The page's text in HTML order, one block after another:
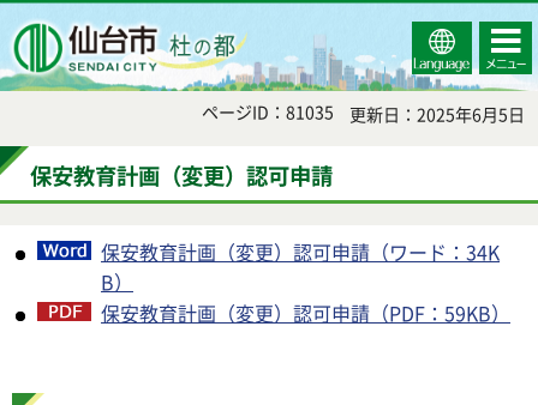
Select
Language
コンテ
ンツメ
ニュー
ページID：81035 更新日：2025年6月5日
保安教育計画（変更）認可申請
保安教育計画（変更）認可申請（ワード：34K
B）
保安教育計画（変更）認可申請（PDF：59KB）